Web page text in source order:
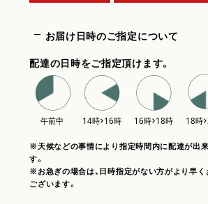
お届け日時のご指定について
配達の日時をご指定頂けます。
※天候などの事情により指定時間内に配達が出
す。
※お急ぎの場合は、日時指定がない方がより早
ございます。